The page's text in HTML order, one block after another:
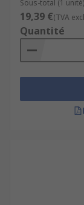
Sous-total (1 unité)
19,39 €(TVA
Quantité